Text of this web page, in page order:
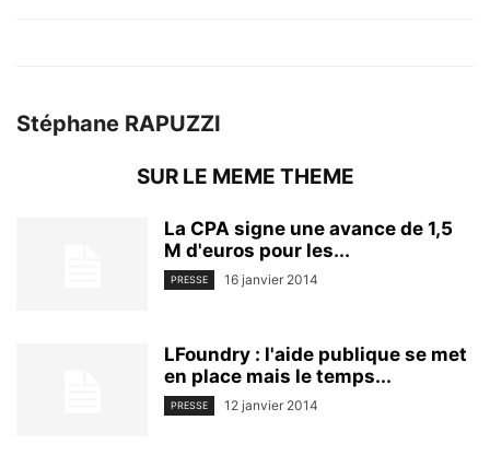
Stéphane RAPUZZI
SUR LE MEME THEME
La CPA signe une avance de 1,5
M d'euros pour les...
PRESSE 16 janvier 2014
LFoundry : l'aide publique se met
en place mais le temps...
PRESSE 12 janvier 2014